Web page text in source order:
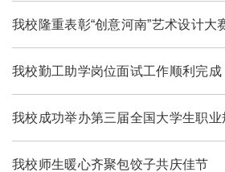
我校勤工助学岗位面试工作顺利完成
我校师生暖心齐聚包饺子共庆佳节